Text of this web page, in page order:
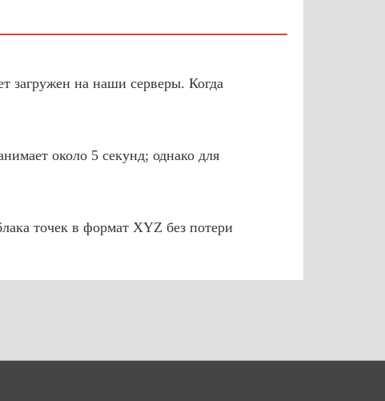
загружен на наши серверы. Когда
около 5 секунд; однако для
точек в формат XYZ без потери